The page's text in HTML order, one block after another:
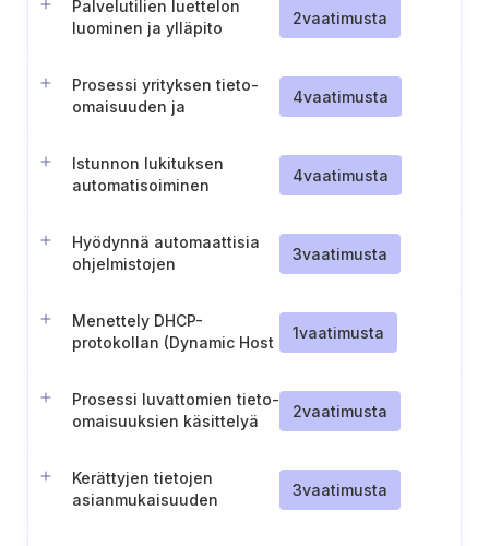
Palvelutilien luettelon
luominen ja ylläpito
2vaatimusta
Prosessi yrityksen tieto-
omaisuuden ja
4vaatimusta
Istunnon lukituksen
automatisoiminen
4vaatimusta
Hyödynnä automaattisia
ohjelmistojen
3vaatimusta
Menettely DHCP-
protokollan (Dynamic Host
yrityksen tieto-
omaisuusluettelon
1vaatimusta
Prosessi luvattomien tieto-
omaisuuksien käsittelyä
2vaatimusta
Kerättyjen tietojen
asianmukaisuuden
3vaatimusta